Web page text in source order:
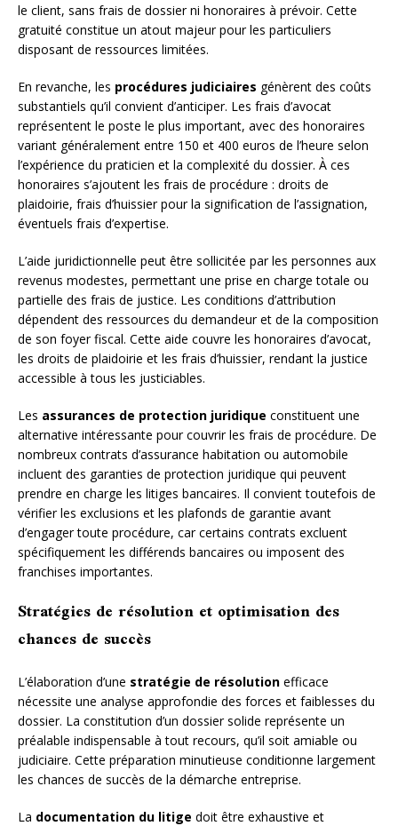
le client, sans frais de dossier ni honoraires à prévoir. Cette
gratuité constitue un atout majeur pour les particuliers
disposant de ressources limitées.
En revanche, les procédures judiciaires génèrent des coûts
substantiels qu’il convient d’anticiper. Les frais d’avocat
représentent le poste le plus important, avec des honoraires
variant généralement entre 150 et 400 euros de l’heure selon
l’expérience du praticien et la complexité du dossier. À ces
honoraires s’ajoutent les frais de procédure : droits de
plaidoirie, frais d’huissier pour la signification de l’assignation,
éventuels frais d’expertise.
L’aide juridictionnelle peut être sollicitée par les personnes aux
revenus modestes, permettant une prise en charge totale ou
partielle des frais de justice. Les conditions d’attribution
dépendent des ressources du demandeur et de la composition
de son foyer fiscal. Cette aide couvre les honoraires d’avocat,
les droits de plaidoirie et les frais d’huissier, rendant la justice
accessible à tous les justiciables.
Les assurances de protection juridique constituent une
alternative intéressante pour couvrir les frais de procédure. De
nombreux contrats d’assurance habitation ou automobile
incluent des garanties de protection juridique qui peuvent
prendre en charge les litiges bancaires. Il convient toutefois de
vérifier les exclusions et les plafonds de garantie avant
d’engager toute procédure, car certains contrats excluent
spécifiquement les différends bancaires ou imposent des
franchises importantes.
Stratégies de résolution et optimisation des
chances de succès
L’élaboration d’une stratégie de résolution efficace
nécessite une analyse approfondie des forces et faiblesses du
dossier. La constitution d’un dossier solide représente un
préalable indispensable à tout recours, qu’il soit amiable ou
judiciaire. Cette préparation minutieuse conditionne largement
les chances de succès de la démarche entreprise.
La documentation du litige doit être exhaustive et